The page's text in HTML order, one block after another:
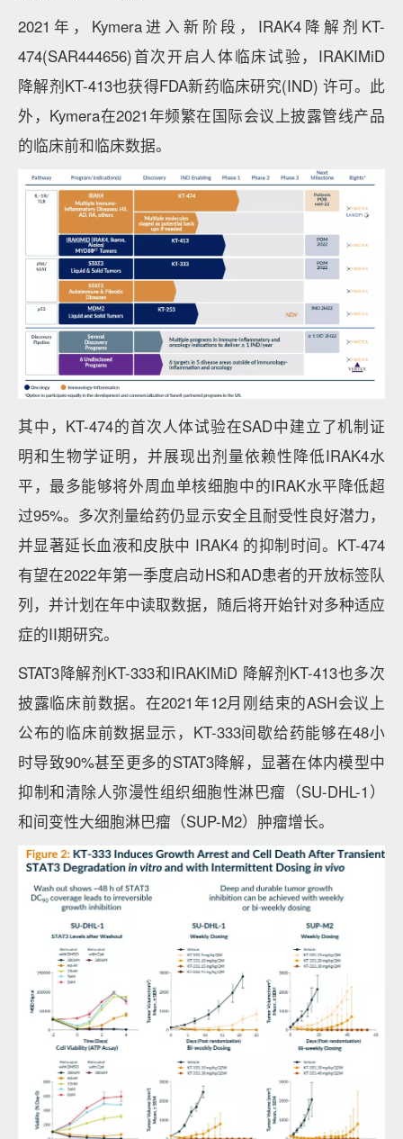
2021年，Kymera进入新阶段，IRAK4降解剂KT-
474(SAR444656)首次开启人体临床试验，IRAKIMiD
降解剂KT-413也获得FDA新药临床研究(IND) 许可。此
外，Kymera在2021年频繁在国际会议上披露管线产品
的临床前和临床数据。
其中，KT-474的首次人体试验在SAD中建立了机制证
明和生物学证明，并展现出剂量依赖性降低IRAK4水
平，最多能够将外周血单核细胞中的IRAK水平降低超
过95%。多次剂量给药仍显示安全且耐受性良好潜力，
并显著延长血液和皮肤中 IRAK4 的抑制时间。KT-474
有望在2022年第一季度启动HS和AD患者的开放标签队
列，并计划在年中读取数据，随后将开始针对多种适应
症的II期研究。
STAT3降解剂KT-333和IRAKIMiD 降解剂KT-413也多次
披露临床前数据。在2021年12月刚结束的ASH会议上
公布的临床前数据显示，KT-333间歇给药能够在48小
时导致90%甚至更多的STAT3降解，显著在体内模型中
抑制和清除人弥漫性组织细胞性淋巴瘤（SU-DHL-1）
和间变性大细胞淋巴瘤（SUP-M2）肿瘤增长。